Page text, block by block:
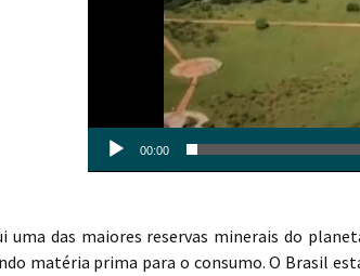
00:00
uma das maiores reservas minerais do
matéria prima para o consumo. O Brasil